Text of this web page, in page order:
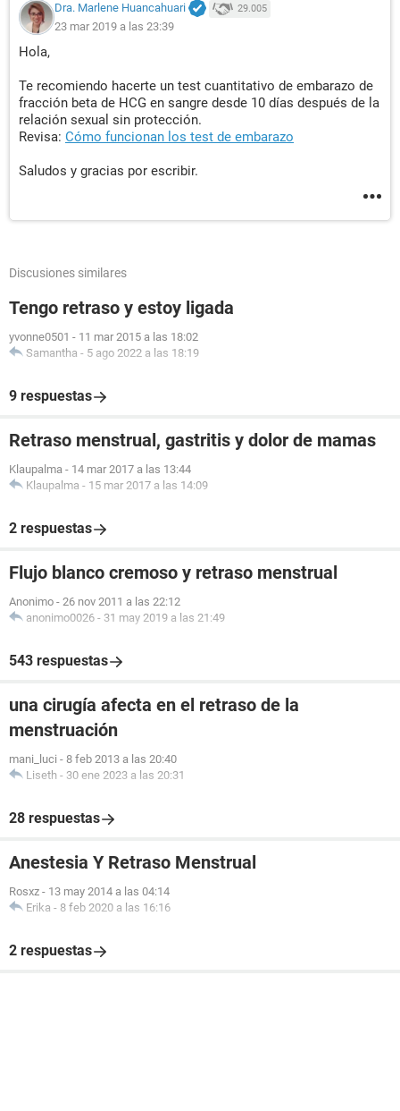
Dra. Marlene Huancahuari 29.005
23 mar 2019 a las 23:39
Hola,
Te recomiendo hacerte un test cuantitativo de embarazo de
fracción beta de HCG en sangre desde 10 días después de la
relación sexual sin protección.
Revisa: Cómo funcionan los test de embarazo
Saludos y gracias por escribir.
Discusiones similares
Tengo retraso y estoy ligada
yvonne0501 - 11 mar 2015 a las 18:02
Samantha - 5 ago 2022 a las 18:19
9 respuestas
Retraso menstrual, gastritis y dolor de mamas
Klaupalma - 14 mar 2017 a las 13:44
Klaupalma - 15 mar 2017 a las 14:09
2 respuestas
Flujo blanco cremoso y retraso menstrual
Anonimo - 26 nov 2011 a las 22:12
anonimo0026 - 31 may 2019 a las 21:49
543 respuestas
una cirugía afecta en el retraso de la
menstruación
mani_luci - 8 feb 2013 a las 20:40
Liseth - 30 ene 2023 a las 20:31
28 respuestas
Anestesia Y Retraso Menstrual
Rosxz - 13 may 2014 a las 04:14
Erika - 8 feb 2020 a las 16:16
2 respuestas